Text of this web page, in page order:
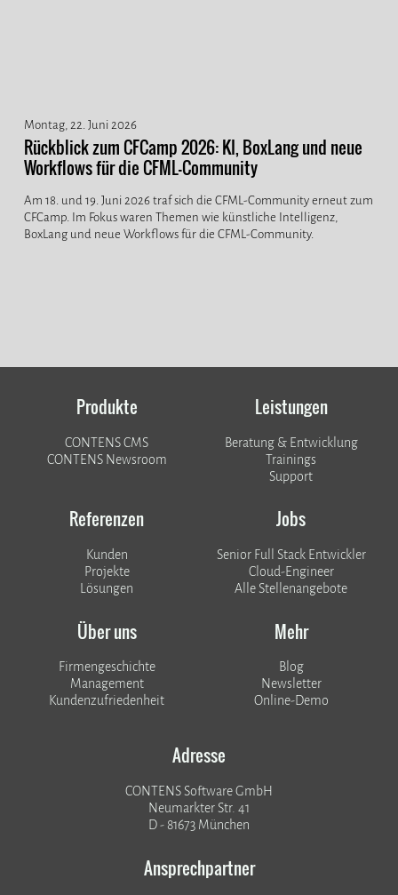
Montag, 22. Juni 2026
Rückblick zum CFCamp 2026: KI, BoxLang und neue
Workflows für die CFML-Community
Am 18. und 19. Juni 2026 traf sich die CFML-Community erneut zum
CFCamp. Im Fokus waren Themen wie künstliche Intelligenz,
BoxLang und neue Workflows für die CFML-Community.
Produkte
CONTENS CMS
CONTENS Newsroom
Leistungen
Beratung & Entwicklung
Trainings
Support
Referenzen
Kunden
​​​​​​​Projekte
Lösungen
Jobs
Senior Full Stack Entwickler
Cloud-Engineer
Alle Stellenangebote
Über uns
Firmengeschichte
Management
Kundenzufriedenheit
Mehr
Blog
Newsletter
Online-Demo
Adresse
CONTENS Software GmbH
Neumarkter Str. 41
D - 81673 München
Ansprechpartner